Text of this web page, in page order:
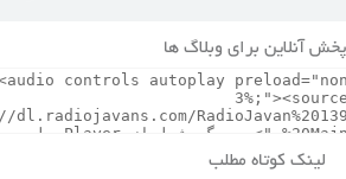
آنلاین برای وبلاگ ها
لینک کوتاه مطلب